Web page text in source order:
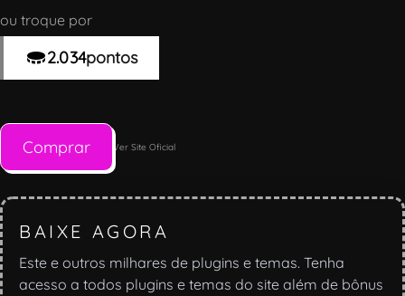
ou troque por
2.034pontos
Comprar Ver Site Oficial
BAIXE AGORA
Este e outros milhares de plugins e temas. Tenha
acesso a todos plugins e temas do site além de bônus